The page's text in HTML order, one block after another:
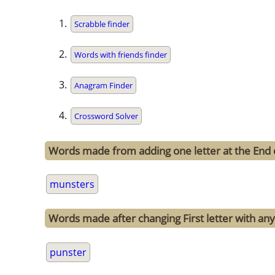
Scrabble finder
Words with friends finder
Anagram Finder
Crossword Solver
Words made from adding one letter at the
munsters
Words made after changing First letter with
punster